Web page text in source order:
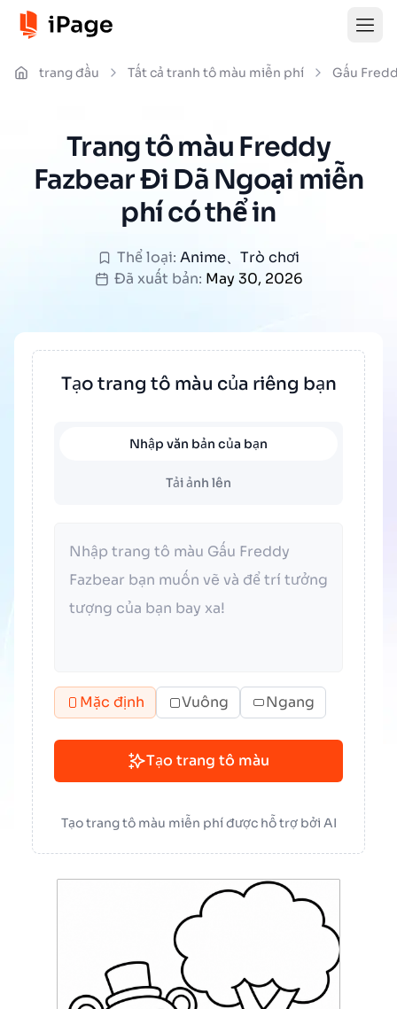
trang đầu Tất cả tranh tô màu miễn phí Gấu
Trang tô màu Freddy
Fazbear Đi Dã Ngoại miễn
phí có thể in
Thể loại: Anime、 Trò chơi
Đã xuất bản: May 30, 2026
Tạo trang tô màu của riêng bạn
Nhập văn bản của bạn
Tải ảnh lên
Mặc định Vuông Ngang
Tạo trang tô màu
Tạo trang tô màu miễn phí được hỗ trợ bởi AI